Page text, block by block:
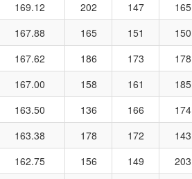
169.12 202 147 165
167.88 165 151 150
167.62 186 173 178
167.00 158 161 185
163.50 136 166 174
163.38 178 172 143
162.75 156 149 203